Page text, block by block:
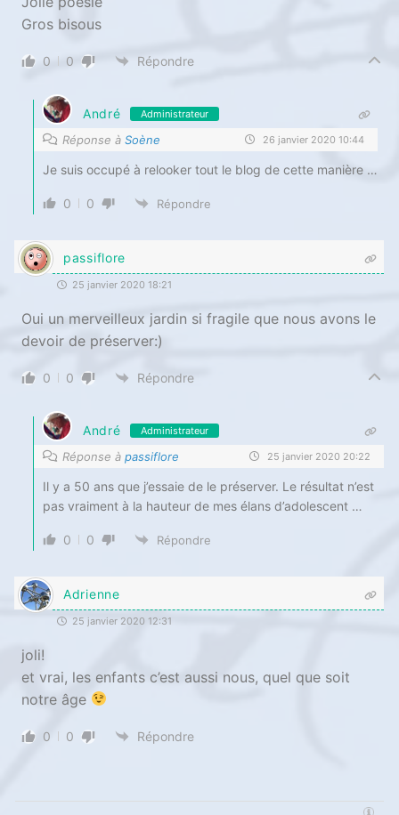
Gros bisous
0 0 Répondre
André Administrateur
Réponse à Soène 26 janvier 2020 10:44
Je suis occupé à relooker tout le blog de cette manière …
0 0 Répondre
passiflore
25 janvier 2020 18:21
Oui un merveilleux jardin si fragile que nous avons le
devoir de préserver:)
0 0 Répondre
André Administrateur
Réponse à passiflore 25 janvier 2020 20:22
Il y a 50 ans que j’essaie de le préserver. Le résultat n’est
pas vraiment à la hauteur de mes élans d’adolescent …
0 0 Répondre
Adrienne
25 janvier 2020 12:31
joli!
et vrai, les enfants c’est aussi nous, quel que soit
notre âge
0 0 Répondre